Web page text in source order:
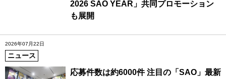
2026 SAO YEAR」共同プロモーション
も展開
2026年07月22日
ニュース
応募件数は約6000件 注目の「SAO」最新